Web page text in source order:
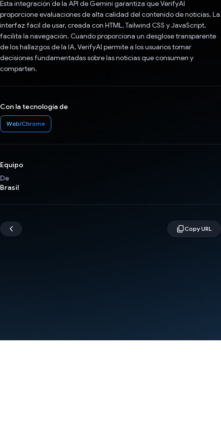
Esta integración de la API de Gemini garantiza que VerifyAI
proporcione evaluaciones de alta calidad del contenido de noticias. La
interfaz fácil de usar, creada con HTML, Tailwind CSS y JavaScript,
facilita la navegación. Cuando proporciona un desglose transparente
de los hallazgos de la IA, VerifyAI permite a los usuarios tomar
decisiones fundamentadas sobre las noticias que consumen y
comparten.
Con la tecnología de
Web/Chrome
Equipo
De
Brasil